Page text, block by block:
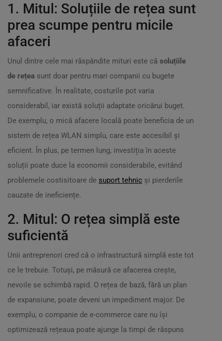
1. Mitul: Soluțiile de rețea sunt
prea scumpe pentru micile
afaceri
Unul dintre cele mai răspândite mituri este că soluțiile
de rețea sunt doar pentru mari companii cu bugete
semnificative. În realitate, costurile pot varia
considerabil, iar există soluții adaptate oricărui buget.
De exemplu, o mică afacere locală poate beneficia de un
sistem de rețea WLAN simplu, care este accesibil și
eficient. În plus, pe termen lung, investiția în aceste
soluții poate duce la economii considerabile, evitând
problemele costisitoare de suport tehnic și pierderile
cauzate de ineficiențe.
2. Mitul: O rețea simplă este
suficientă
Unii antreprenori cred că o infrastructură simplă este tot
ce le trebuie. Totuși, pe măsură ce afacerea crește,
nevoile se schimbă rapid. O rețea de bază, fără un plan
de expansiune, poate deveni un impediment major. De
exemplu, o companie de e-commerce care nu își
optimizează rețeaua poate ajunge la timpi de răspuns